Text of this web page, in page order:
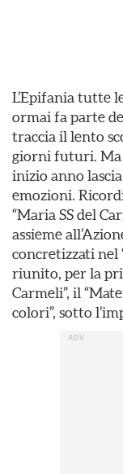
L’Epifania tutte
ormai fa parte
traccia il lento
giorni futuri. Ma
inizio anno
emozioni.
“Maria SS del
assieme
concretizzati nel
riunito, per la
Carmeli”, il
colori”, sotto